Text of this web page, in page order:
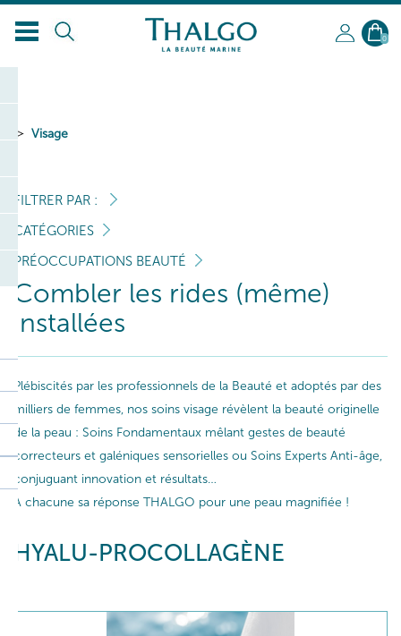
0
Visage
FILTRER PAR :
CATÉGORIES
PRÉOCCUPATIONS BEAUTÉ
Combler les rides (même)
installées
Plébiscités par les professionnels de la Beauté et adoptés par des
milliers de femmes, nos soins visage révèlent la beauté originelle
de la peau : Soins Fondamentaux mêlant gestes de beauté
correcteurs et galéniques sensorielles ou Soins Experts Anti-âge,
conjuguant innovation et résultats…
A chacune sa réponse THALGO pour une peau magnifiée !
HYALU-PROCOLLAGÈNE